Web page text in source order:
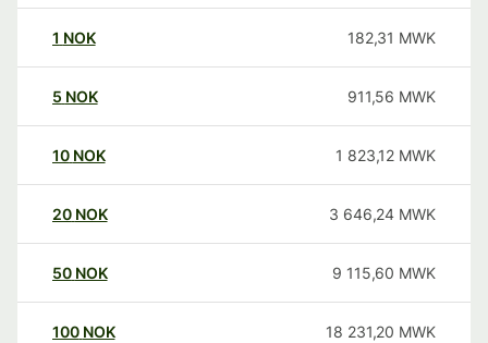
1 NOK 182,31 MWK
5 NOK 911,56 MWK
10 NOK 1 823,12 MWK
20 NOK 3 646,24 MWK
50 NOK 9 115,60 MWK
100 NOK 18 231,20 MWK